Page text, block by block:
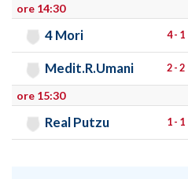
ore 14:30
4 Mori 4 - 1
Medit.R.Umani 2 - 2
ore 15:30
Real Putzu 1 - 1